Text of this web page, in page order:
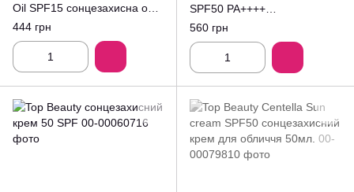
Oil SPF15 сонцезахисна олія
для засмаги 100мл.
444 грн
SPF50 PA++++
сонцезахисний крем 40мл.
560 грн